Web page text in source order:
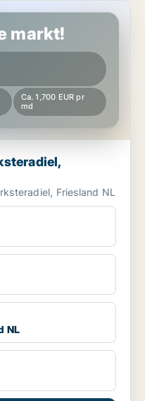
NL
markt!
Ca. 1,700 EUR pr
md
Friesland NL
NL